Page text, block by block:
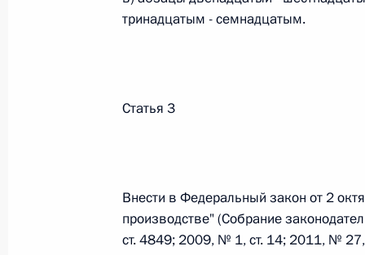
правонарушениях
Федеральный закон от
О ратификации Соглашения между
Республики Беларусь о сотрудничестве
тринадцатым - семнадцатым.
Статья 3
Внести в Федеральный закон от 2
производстве" (Собрание
ст. 4849; 2009, № 1, ст. 14; 2011, №